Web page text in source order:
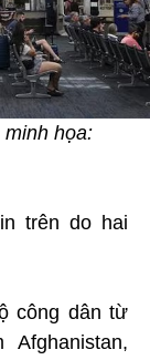
họa:
trên do hai
công dân từ